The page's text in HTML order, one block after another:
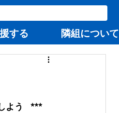
する 隣組について
よう   ***